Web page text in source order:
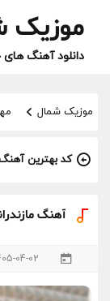
موزیک
دانلود آهنگ های
موزیک شمال
کد بهترین آهنگ
آهنگ
04-02